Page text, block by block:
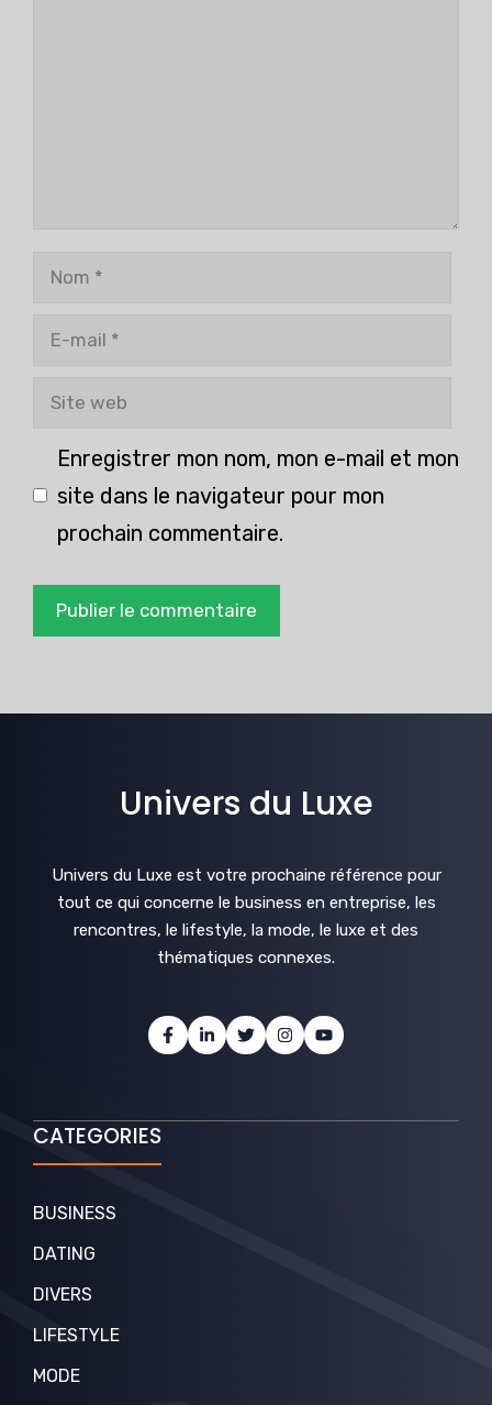
Nom
Site
Enregistrer mon nom, mon e-mail et mon
site dans le navigateur pour mon
prochain commentaire.
Univers du Luxe
Univers du Luxe est votre prochaine référence pour
tout ce qui concerne le business en entreprise, les
rencontres, le lifestyle, la mode, le luxe et des
thématiques connexes.
CATEGORIES
BUSINESS
DATING
DIVERS
LIFESTYLE
MODE